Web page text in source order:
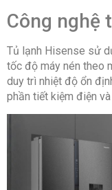
Công nghệ
Tủ lạnh Hisense sử
tốc độ máy nén theo
duy trì nhiệt độ ổn
phần tiết kiệm điện và